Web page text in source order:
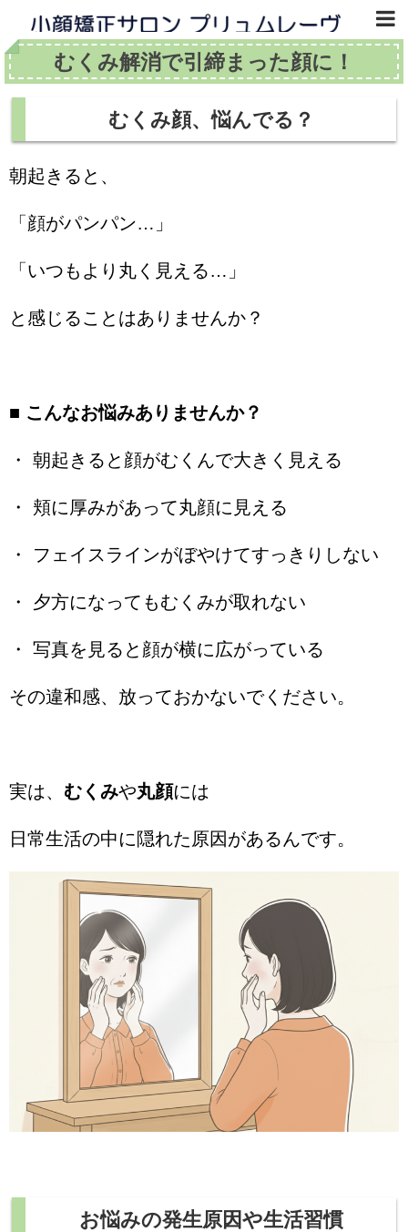
むくみ解消で引締まった顔に！
むくみ顔、悩んでる？
朝起きると、
「顔がパンパン…」
「いつもより丸く見える…」
と感じることはありませんか？
■ こんなお悩みありませんか？
・ 朝起きると顔がむくんで大きく見える
・ 頬に厚みがあって丸顔に見える
・ フェイスラインがぼやけてすっきりしない
・ 夕方になってもむくみが取れない
・ 写真を見ると顔が横に広がっている
その違和感、放っておかないでください。
実は、 むくみや丸顔には
日常生活の中に隠れた原因があるんです。
お悩みの発生原因や生活習慣